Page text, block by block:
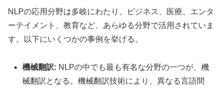
NLPの応用分野は多岐にわたり、ビジネス、医療、エンタ
ーテイメント、教育など、あらゆる分野で活用されていま
す。以下にいくつかの事例を挙げる。
機械翻訳: NLPの中でも最も有名な分野の一つが、機
械翻訳となる。機械翻訳技術により、異なる言語間